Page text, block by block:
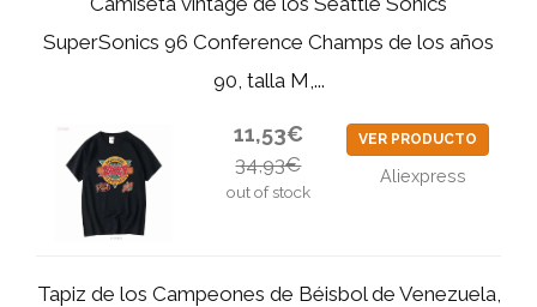
SuperSonics 96 Conference Champs de los años
90, talla M,...
11,53€
34,93€
out of stock
VER PRODUCTO
Aliexpress
Tapiz de los Campeones de Béisbol de Venezuela,